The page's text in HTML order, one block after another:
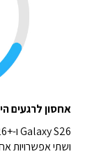
אחסון לרגעים